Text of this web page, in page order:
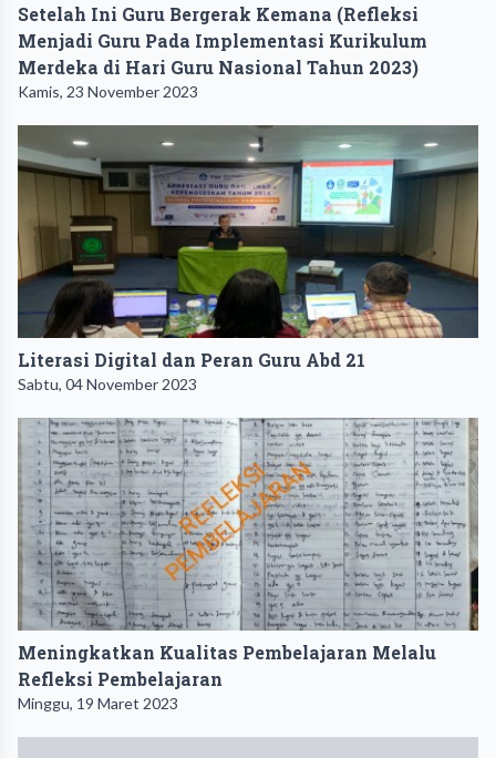
Setelah Ini Guru Bergerak Kemana (Refleksi
Menjadi Guru Pada Implementasi Kurikulum
Merdeka di Hari Guru Nasional Tahun 2023)
Kamis, 23 November 2023
Literasi Digital dan Peran Guru Abd 21
Sabtu, 04 November 2023
Meningkatkan Kualitas Pembelajaran Melalu
Refleksi Pembelajaran
Minggu, 19 Maret 2023